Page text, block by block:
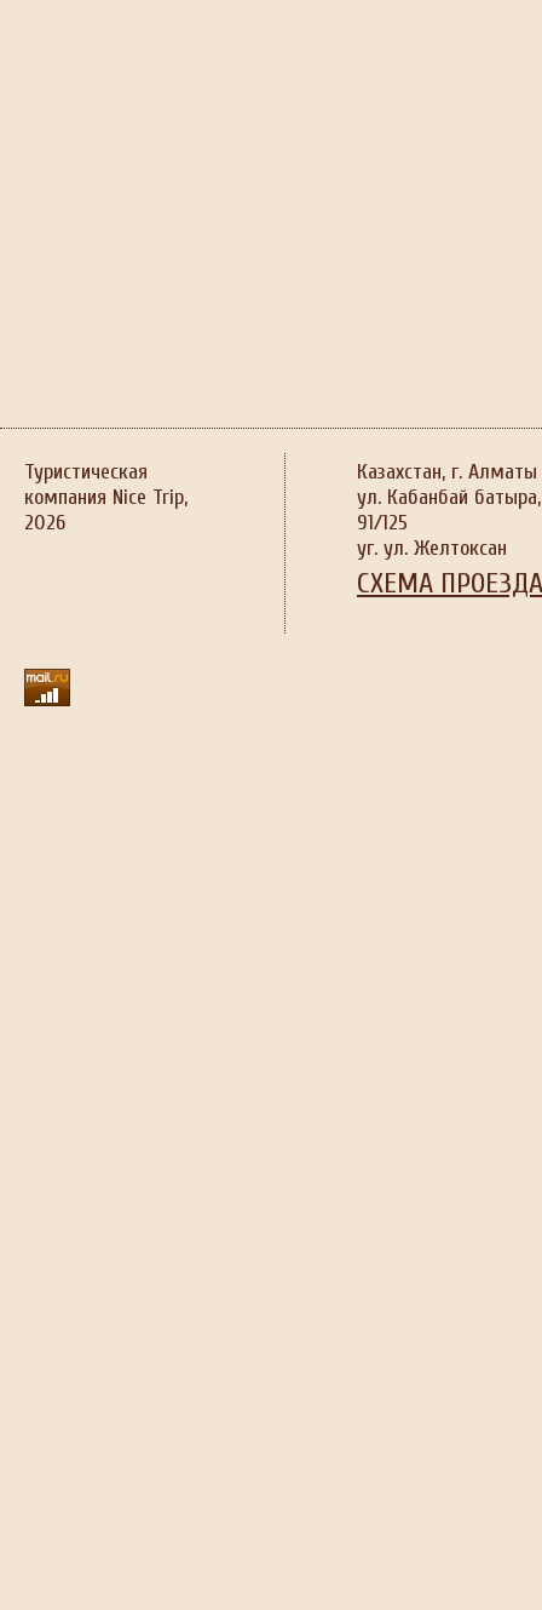
Туристическая
компания Nice Trip,
2026
Казахстан, г. Алматы
ул. Кабанбай батыра,
91/125
уг. ул. Желтоксан
СХЕМА ПРОЕЗДА